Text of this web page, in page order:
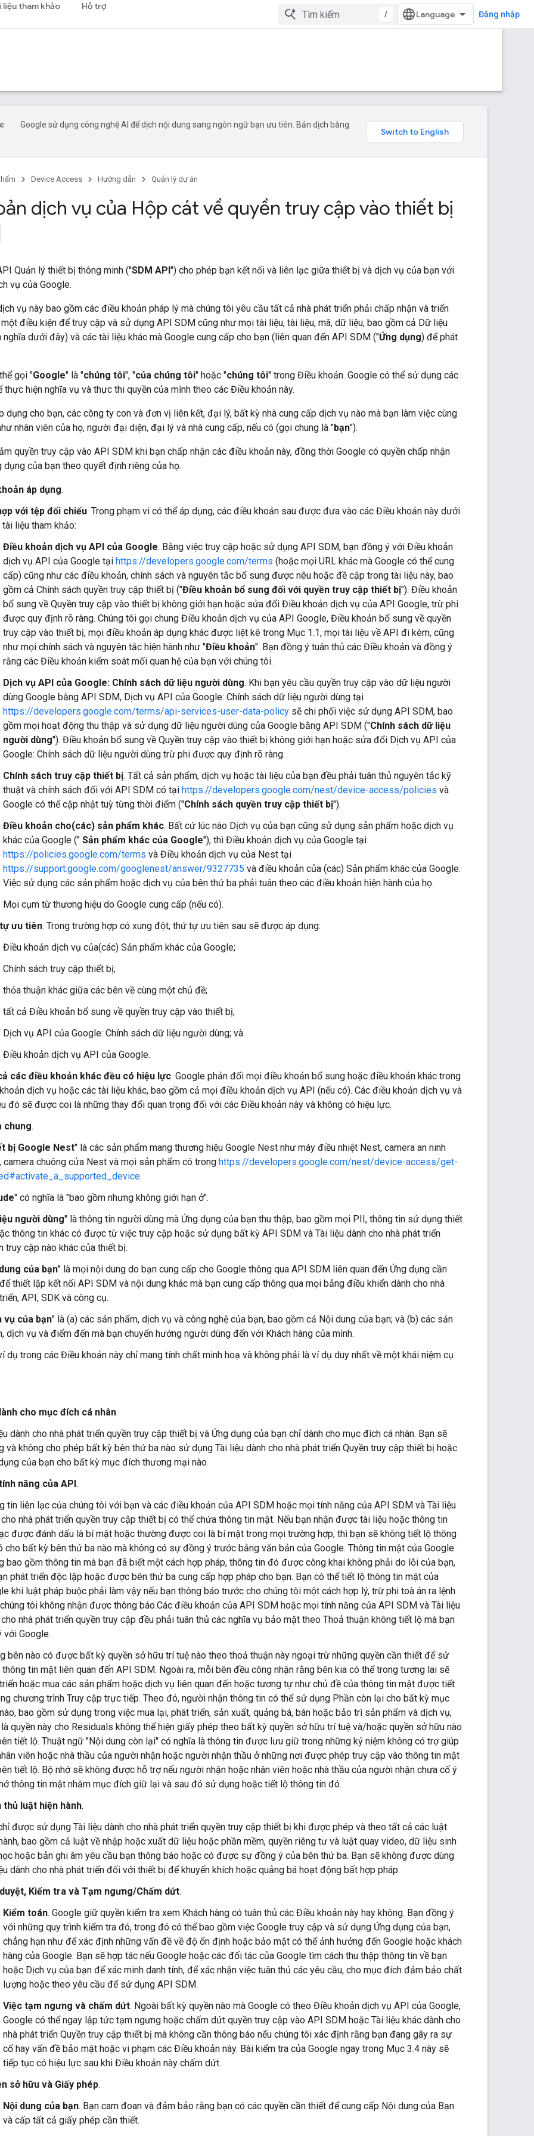
liệu tham khảo Hỗ trợ
/ Đăng nhập
Google sử dụng công nghệ AI để dịch nội dung sang ngôn ngữ bạn ưu tiên. Bản dịch bằng
Device Access Hướng dẫn Quản lý dự án
dịch vụ của Hộp cát về quyền truy cập vào thiết bị
Quản lý thiết bị thông minh ("SDM API") cho phép bạn kết nối và liên lạc giữa thiết bị và dịch vụ của bạn với
vụ của Google.
vụ này bao gồm các điều khoản pháp lý mà chúng tôi yêu cầu tất cả nhà phát triển phải chấp nhận và triển
điều kiện để truy cập và sử dụng API SDM cũng như mọi tài liệu, tài liệu, mã, dữ liệu, bao gồm cả Dữ liệu
dưới đây) và các tài liệu khác mà Google cung cấp cho bạn (liên quan đến API SDM ("Ứng dụng) để phát
gọi "Google" là "chúng tôi", "của chúng tôi" hoặc "chúng tôi" trong Điều khoản. Google có thể sử dụng các
hiện nghĩa vụ và thực thi quyền của mình theo các Điều khoản này.
dụng cho bạn, các công ty con và đơn vị liên kết, đại lý, bất kỳ nhà cung cấp dịch vụ nào mà bạn làm việc cùng
nhân viên của họ, người đại diện, đại lý và nhà cung cấp, nếu có (gọi chung là "bạn").
quyền truy cập vào API SDM khi bạn chấp nhận các điều khoản này, đồng thời Google có quyền chấp nhận
của bạn theo quyết định riêng của họ.
áp dụng.
với tệp đối chiếu. Trong phạm vi có thể áp dụng, các điều khoản sau được đưa vào các Điều khoản này dưới
liệu tham khảo:
Điều khoản dịch vụ API của Google. Bằng việc truy cập hoặc sử dụng API SDM, bạn đồng ý với Điều khoản
dịch vụ API của Google tại https://developers.google.com/terms (hoặc mọi URL khác mà Google có thể cung
cấp) cũng như các điều khoản, chính sách và nguyên tắc bổ sung được nêu hoặc đề cập trong tài liệu này, bao
gồm cả Chính sách quyền truy cập thiết bị ("Điều khoản bổ sung đối với quyền truy cập thiết bị"). Điều khoản
bổ sung về Quyền truy cập vào thiết bị không giới hạn hoặc sửa đổi Điều khoản dịch vụ của API Google, trừ phi
được quy định rõ ràng. Chúng tôi gọi chung Điều khoản dịch vụ của API Google, Điều khoản bổ sung về quyền
truy cập vào thiết bị, mọi điều khoản áp dụng khác được liệt kê trong Mục 1.1, mọi tài liệu về API đi kèm, cũng
như mọi chính sách và nguyên tắc hiện hành như "Điều khoản". Bạn đồng ý tuân thủ các Điều khoản và đồng ý
rằng các Điều khoản kiểm soát mối quan hệ của bạn với chúng tôi.
Dịch vụ API của Google: Chính sách dữ liệu người dùng. Khi bạn yêu cầu quyền truy cập vào dữ liệu người
dùng Google bằng API SDM, Dịch vụ API của Google: Chính sách dữ liệu người dùng tại
https://developers.google.com/terms/api-services-user-data-policy sẽ chi phối việc sử dụng API SDM, bao
gồm mọi hoạt động thu thập và sử dụng dữ liệu người dùng của Google bằng API SDM ("Chính sách dữ liệu
người dùng"). Điều khoản bổ sung về Quyền truy cập vào thiết bị không giới hạn hoặc sửa đổi Dịch vụ API của
Google: Chính sách dữ liệu người dùng trừ phi được quy định rõ ràng.
Chính sách truy cập thiết bị. Tất cả sản phẩm, dịch vụ hoặc tài liệu của bạn đều phải tuân thủ nguyên tắc kỹ
thuật và chính sách đối với API SDM có tại https://developers.google.com/nest/device-access/policies và
Google có thể cập nhật tuỳ từng thời điểm ("Chính sách quyền truy cập thiết bị").
Điều khoản cho(các) sản phẩm khác. Bất cứ lúc nào Dịch vụ của bạn cũng sử dụng sản phẩm hoặc dịch vụ
khác của Google (" Sản phẩm khác của Google"), thì Điều khoản dịch vụ của Google tại
https://policies.google.com/terms và Điều khoản dịch vụ của Nest tại
https://support.google.com/googlenest/answer/9327735 và điều khoản của (các) Sản phẩm khác của Google.
Việc sử dụng các sản phẩm hoặc dịch vụ của bên thứ ba phải tuân theo các điều khoản hiện hành của họ.
Mọi cụm từ thương hiệu do Google cung cấp (nếu có).
ưu tiên. Trong trường hợp có xung đột, thứ tự ưu tiên sau sẽ được áp dụng:
Điều khoản dịch vụ của(các) Sản phẩm khác của Google;
Chính sách truy cập thiết bị;
thỏa thuận khác giữa các bên về cùng một chủ đề;
tất cả Điều khoản bổ sung về quyền truy cập vào thiết bị;
Dịch vụ API của Google: Chính sách dữ liệu người dùng; và
Điều khoản dịch vụ API của Google.
các điều khoản khác đều có hiệu lực. Google phản đối mọi điều khoản bổ sung hoặc điều khoản khác trong
dịch vụ hoặc các tài liệu khác, bao gồm cả mọi điều khoản dịch vụ API (nếu có). Các điều khoản dịch vụ và
đó sẽ được coi là những thay đổi quan trọng đối với các Điều khoản này và không có hiệu lực.
chung.
bị Google Nest" là các sản phẩm mang thương hiệu Google Nest như máy điều nhiệt Nest, camera an ninh
camera chuông cửa Nest và mọi sản phẩm có trong https://developers.google.com/nest/device-access/get-
.
" có nghĩa là "bao gồm nhưng không giới hạn ở".
người dùng" là thông tin người dùng mà Ứng dụng của bạn thu thập, bao gồm mọi PII, thông tin sử dụng thiết
thông tin khác có được từ việc truy cập hoặc sử dụng bất kỳ API SDM và Tài liệu dành cho nhà phát triển
truy cập nào khác của thiết bị.
của bạn" là mọi nội dung do bạn cung cấp cho Google thông qua API SDM liên quan đến Ứng dụng cần
thiết lập kết nối API SDM và nội dung khác mà bạn cung cấp thông qua mọi bảng điều khiển dành cho nhà
API, SDK và công cụ.
vụ của bạn" là (a) các sản phẩm, dịch vụ và công nghệ của bạn, bao gồm cả Nội dung của bạn; và (b) các sản
dịch vụ và điểm đến mà bạn chuyển hướng người dùng đến với Khách hàng của mình.
dụ trong các Điều khoản này chỉ mang tính chất minh hoạ và không phải là ví dụ duy nhất về một khái niệm cụ
cho mục đích cá nhân.
dành cho nhà phát triển quyền truy cập thiết bị và Ứng dụng của bạn chỉ dành cho mục đích cá nhân. Bạn sẽ
và không cho phép bất kỳ bên thứ ba nào sử dụng Tài liệu dành cho nhà phát triển Quyền truy cập thiết bị hoặc
của bạn cho bất kỳ mục đích thương mại nào.
năng của API.
tin liên lạc của chúng tôi với bạn và các điều khoản của API SDM hoặc mọi tính năng của API SDM và Tài liệu
nhà phát triển quyền truy cập thiết bị có thể chứa thông tin mật. Nếu bạn nhận được tài liệu hoặc thông tin
được đánh dấu là bí mật hoặc thường được coi là bí mật trong mọi trường hợp, thì bạn sẽ không tiết lộ thông
cho bất kỳ bên thứ ba nào mà không có sự đồng ý trước bằng văn bản của Google. Thông tin mật của Google
bao gồm thông tin mà bạn đã biết một cách hợp pháp, thông tin đó được công khai không phải do lỗi của bạn,
phát triển độc lập hoặc được bên thứ ba cung cấp hợp pháp cho bạn. Bạn có thể tiết lộ thông tin mật của
khi luật pháp buộc phải làm vậy nếu bạn thông báo trước cho chúng tôi một cách hợp lý, trừ phi toà án ra lệnh
tôi không nhận được thông báo.Các điều khoản của API SDM hoặc mọi tính năng của API SDM và Tài liệu
nhà phát triển quyền truy cập đều phải tuân thủ các nghĩa vụ bảo mật theo Thoả thuận không tiết lộ mà bạn
với Google.
bên nào có được bất kỳ quyền sở hữu trí tuệ nào theo thoả thuận này ngoại trừ những quyền cần thiết để sử
tin mật liên quan đến API SDM. Ngoài ra, mỗi bên đều công nhận rằng bên kia có thể trong tương lai sẽ
hoặc mua các sản phẩm hoặc dịch vụ liên quan đến hoặc tương tự như chủ đề của thông tin mật được tiết
chương trình Truy cập trực tiếp. Theo đó, người nhận thông tin có thể sử dụng Phần còn lại cho bất kỳ mục
bao gồm sử dụng trong việc mua lại, phát triển, sản xuất, quảng bá, bán hoặc bảo trì sản phẩm và dịch vụ;
quyền này cho Residuals không thể hiện giấy phép theo bất kỳ quyền sở hữu trí tuệ và/hoặc quyền sở hữu nào
tiết lộ. Thuật ngữ "Nội dung còn lại" có nghĩa là thông tin được lưu giữ trong những kỷ niệm không có trợ giúp
viên hoặc nhà thầu của người nhận hoặc người nhận thầu ở những nơi được phép truy cập vào thông tin mật
tiết lộ. Bộ nhớ sẽ không được hỗ trợ nếu người nhận hoặc nhân viên hoặc nhà thầu của người nhận chưa cố ý
thông tin mật nhằm mục đích giữ lại và sau đó sử dụng hoặc tiết lộ thông tin đó.
thủ luật hiện hành.
được sử dụng Tài liệu dành cho nhà phát triển quyền truy cập thiết bị khi được phép và theo tất cả các luật
bao gồm cả luật về nhập hoặc xuất dữ liệu hoặc phần mềm, quyền riêng tư và luật quay video, dữ liệu sinh
hoặc bản ghi âm yêu cầu bạn thông báo hoặc có được sự đồng ý của bên thứ ba. Bạn sẽ không được dùng
dành cho nhà phát triển đối với thiết bị để khuyến khích hoặc quảng bá hoạt động bất hợp pháp.
Kiểm tra và Tạm ngưng/Chấm dứt.
Kiểm toán. Google giữ quyền kiểm tra xem Khách hàng có tuân thủ các Điều khoản này hay không. Bạn đồng ý
với những quy trình kiểm tra đó, trong đó có thể bao gồm việc Google truy cập và sử dụng Ứng dụng của bạn,
chẳng hạn như để xác định những vấn đề về độ ổn định hoặc bảo mật có thể ảnh hưởng đến Google hoặc khách
hàng của Google. Bạn sẽ hợp tác nếu Google hoặc các đối tác của Google tìm cách thu thập thông tin về bạn
hoặc Dịch vụ của bạn để xác minh danh tính, để xác nhận việc tuân thủ các yêu cầu, cho mục đích đảm bảo chất
lượng hoặc theo yêu cầu để sử dụng API SDM.
Việc tạm ngưng và chấm dứt. Ngoài bất kỳ quyền nào mà Google có theo Điều khoản dịch vụ API của Google,
Google có thể ngay lập tức tạm ngưng hoặc chấm dứt quyền truy cập vào API SDM hoặc Tài liệu khác dành cho
nhà phát triển Quyền truy cập thiết bị mà không cần thông báo nếu chúng tôi xác định rằng bạn đang gây ra sự
cố hay vấn đề bảo mật hoặc vi phạm các Điều khoản này. Bài kiểm tra của Google ngay trong Mục 3.4 này sẽ
tiếp tục có hiệu lực sau khi Điều khoản này chấm dứt.
sở hữu và Giấy phép.
Nội dung của bạn. Bạn cam đoan và đảm bảo rằng bạn có các quyền cần thiết để cung cấp Nội dung của Bạn
và cấp tất cả giấy phép cần thiết.